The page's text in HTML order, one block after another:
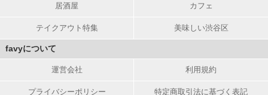
居酒屋 カフェ
テイクアウト特集 美味しい渋谷区
favyについて
運営会社 利用規約
プライバシーポリシー 特定商取引法に基づく表記